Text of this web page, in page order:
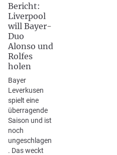
Bericht:
Liverpool
will Bayer-
Duo
Alonso und
Rolfes
holen
Bayer
Leverkusen
spielt eine
überragende
Saison und ist
noch
ungeschlagen
. Das weckt